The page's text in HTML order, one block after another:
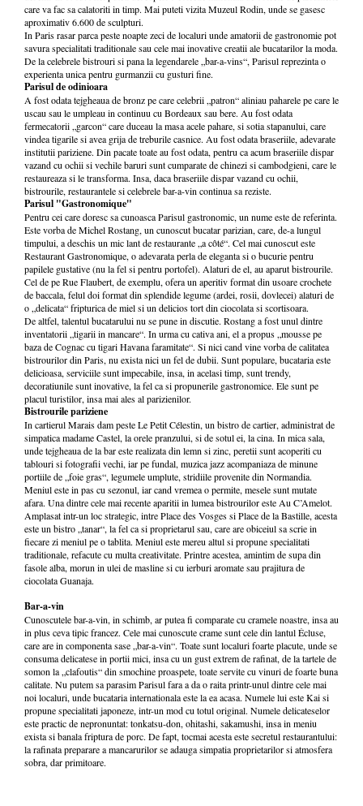
care va fac sa calatoriti in timp. Mai puteti vizita Muzeul Rodin, unde se gasesc
aproximativ 6.600 de sculpturi.
In Paris rasar parca peste noapte zeci de localuri unde amatorii de gastronomie pot
savura specialitati traditionale sau cele mai inovative creatii ale bucatarilor la moda.
De la celebrele bistrouri si pana la legendarele „bar-a-vins“, Parisul reprezinta o
experienta unica pentru gurmanzii cu gusturi fine.
Parisul de odinioara
A fost odata tejgheaua de bronz pe care celebrii „patron“ aliniau paharele pe care le
uscau sau le umpleau in continuu cu Bordeaux sau bere. Au fost odata
fermecatorii „garcon“ care duceau la masa acele pahare, si sotia stapanului, care
vindea tigarile si avea grija de treburile casnice. Au fost odata braseriile, adevarate
institutii pariziene. Din pacate toate au fost odata, pentru ca acum braseriile dispar
vazand cu ochii si vechile baruri sunt cumparate de chinezi si cambodgieni, care le
restaureaza si le transforma. Insa, daca braseriile dispar vazand cu ochii,
bistrourile, restaurantele si celebrele bar-a-vin continua sa reziste.
Parisul "Gastronomique"
Pentru cei care doresc sa cunoasca Parisul gastronomic, un nume este de referinta.
Este vorba de Michel Rostang, un cunoscut bucatar parizian, care, de-a lungul
timpului, a deschis un mic lant de restaurante „a côté“. Cel mai cunoscut este
Restaurant Gastronomique, o adevarata perla de eleganta si o bucurie pentru
papilele gustative (nu la fel si pentru portofel). Alaturi de el, au aparut bistrourile.
Cel de pe Rue Flaubert, de exemplu, ofera un aperitiv format din usoare crochete
de baccala, felul doi format din splendide legume (ardei, rosii, dovlecei) alaturi de
o „delicata“ fripturica de miel si un delicios tort din ciocolata si scortisoara.
De altfel, talentul bucatarului nu se pune in discutie. Rostang a fost unul dintre
inventatorii „tigarii in mancare“. In urma cu cativa ani, el a propus „mousse pe
baza de Cognac cu tigari Havana faramitate“. Si nici cand vine vorba de calitatea
bistrourilor din Paris, nu exista nici un fel de dubii. Sunt populare, bucataria este
delicioasa, serviciile sunt impecabile, insa, in acelasi timp, sunt trendy,
decoratiunile sunt inovative, la fel ca si propunerile gastronomice. Ele sunt pe
placul turistilor, insa mai ales al parizienilor.
Bistrourile pariziene
In cartierul Marais dam peste Le Petit Célestin, un bistro de cartier, administrat de
simpatica madame Castel, la orele pranzului, si de sotul ei, la cina. In mica sala,
unde tejgheaua de la bar este realizata din lemn si zinc, peretii sunt acoperiti cu
tablouri si fotografii vechi, iar pe fundal, muzica jazz acompaniaza de minune
portiile de „foie gras“, legumele umplute, stridiile provenite din Normandia.
Meniul este in pas cu sezonul, iar cand vremea o permite, mesele sunt mutate
afara. Una dintre cele mai recente aparitii in lumea bistrourilor este Au C’Amelot.
Amplasat intr-un loc strategic, intre Place des Vosges si Place de la Bastille, acesta
este un bistro „tanar“, la fel ca si proprietarul sau, care are obiceiul sa scrie in
fiecare zi meniul pe o tablita. Meniul este mereu altul si propune specialitati
traditionale, refacute cu multa creativitate. Printre acestea, amintim de supa din
fasole alba, morun in ulei de masline si cu ierburi aromate sau prajitura de
ciocolata Guanaja.
Bar-a-vin
Cunoscutele bar-a-vin, in schimb, ar putea fi comparate cu cramele noastre, insa au
in plus ceva tipic francez. Cele mai cunoscute crame sunt cele din lantul Écluse,
care are in componenta sase „bar-a-vin“. Toate sunt localuri foarte placute, unde se
consuma delicatese in portii mici, insa cu un gust extrem de rafinat, de la tartele de
somon la „clafoutis“ din smochine proaspete, toate servite cu vinuri de foarte buna
calitate. Nu putem sa parasim Parisul fara a da o raita printr-unul dintre cele mai
noi localuri, unde bucataria internationala este la ea acasa. Numele lui este Kai si
propune specialitati japoneze, intr-un mod cu totul original. Numele delicateselor
este practic de nepronuntat: tonkatsu-don, ohitashi, sakamushi, insa in meniu
exista si banala friptura de porc. De fapt, tocmai acesta este secretul restaurantului:
la rafinata preparare a mancarurilor se adauga simpatia proprietarilor si atmosfera
sobra, dar primitoare.